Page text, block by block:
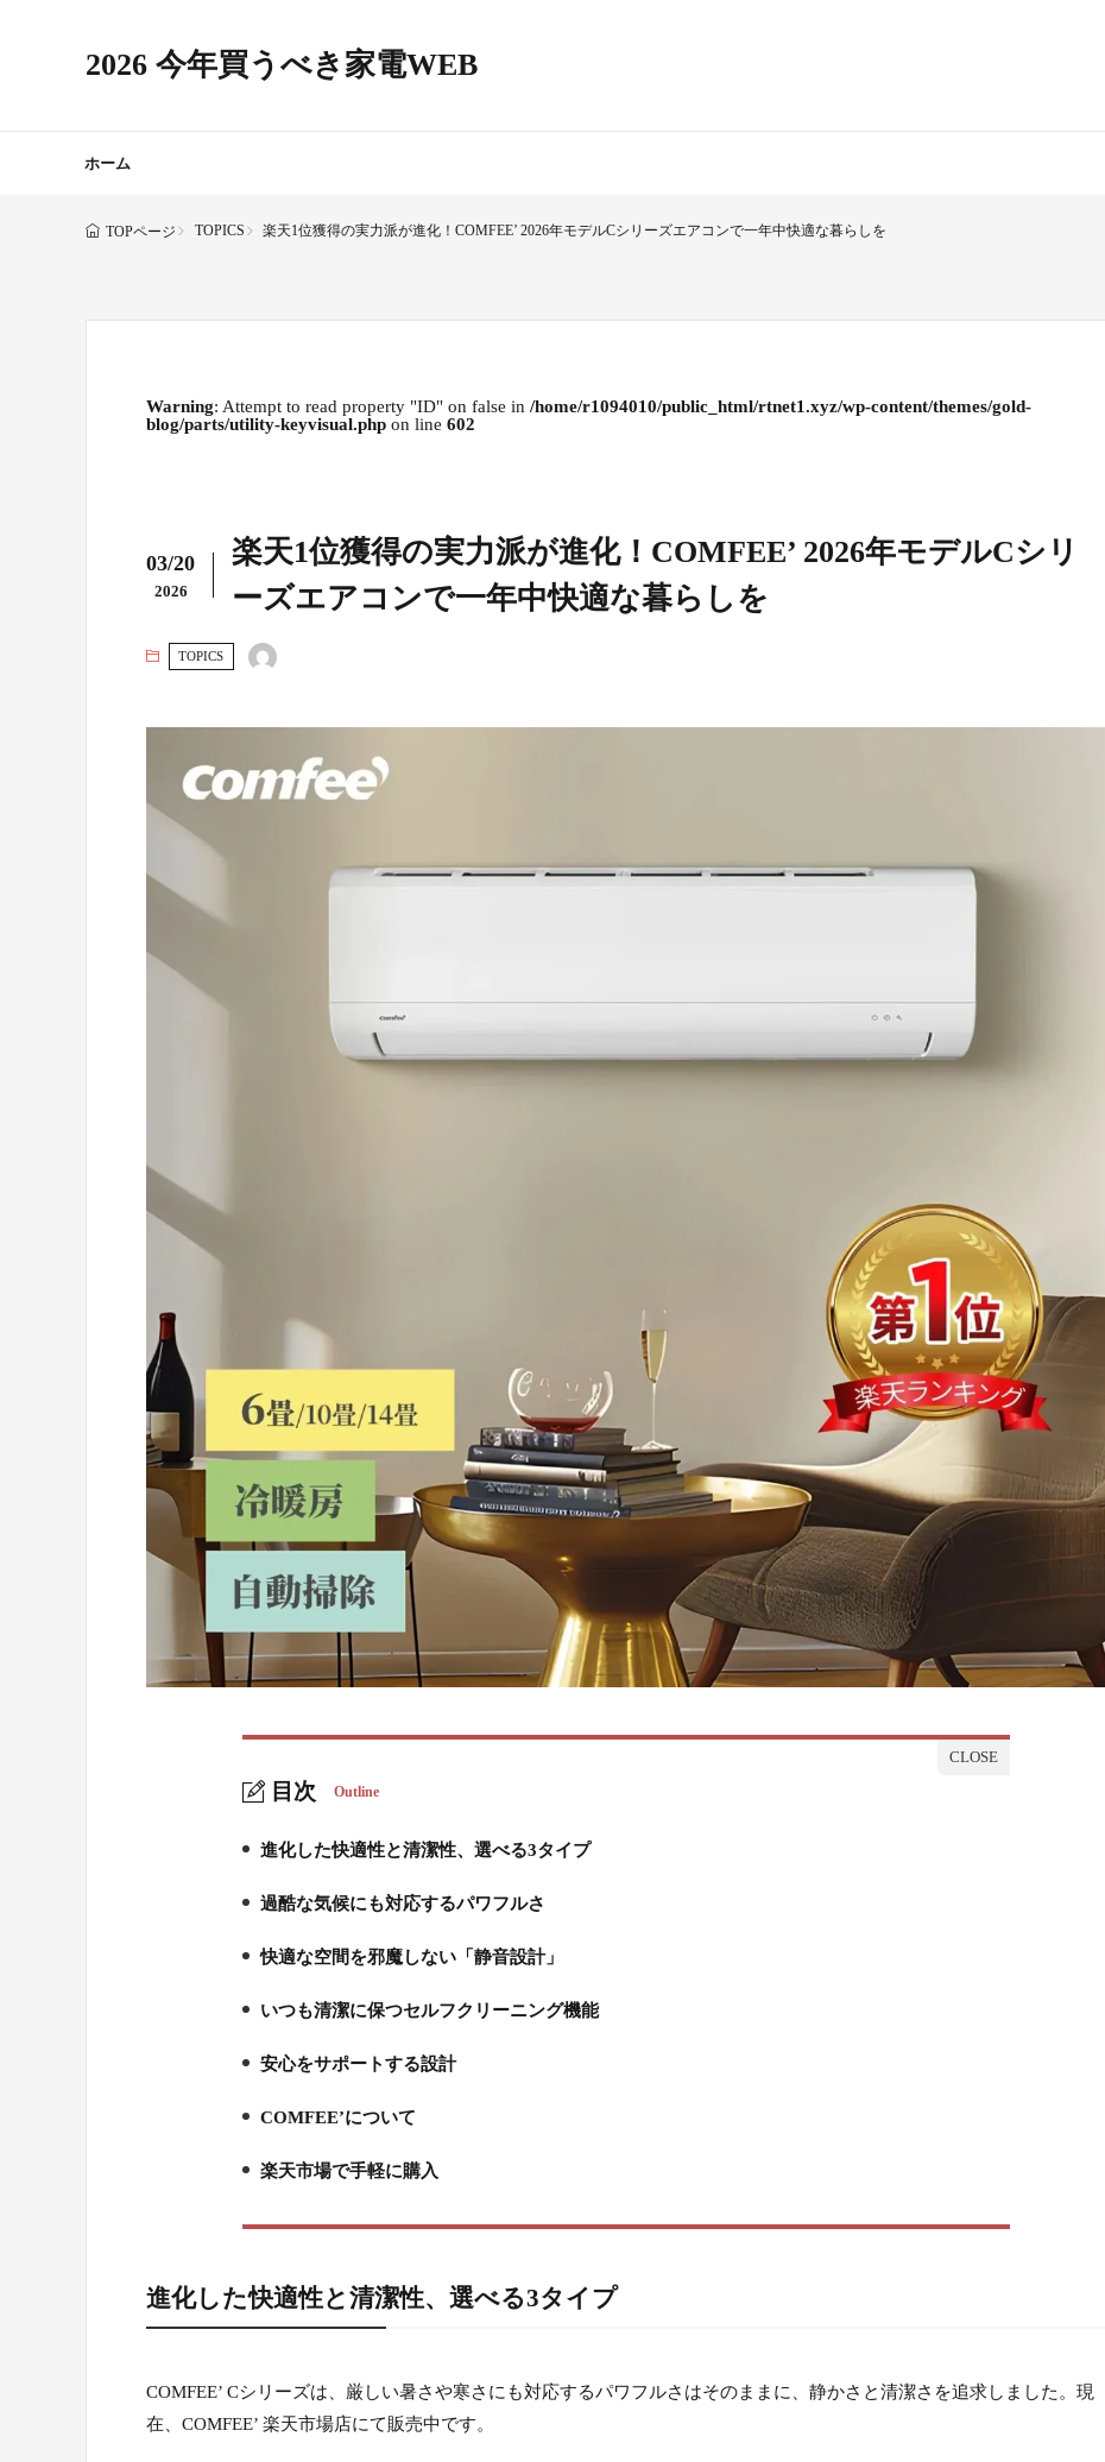
2026 今年買うべき家電WEB
ホーム
TOPページ TOPICS 楽天1位獲得の実力派が進化！COMFEE’ 2026年モデルCシリーズエアコンで一年中快適な暮らしを
Warning: Attempt to read property "ID" on false in /home/r1094010/public_html/rtnet1.xyz/wp-content/themes/gold-
blog/parts/utility-keyvisual.php on line 602
03/20
2026
楽天1位獲得の実力派が進化！COMFEE’ 2026年モデルCシリ
ーズエアコンで一年中快適な暮らしを
TOPICS
目次 Outline
1.
進化した快適性と清潔性、選べる3タイプ
2.
過酷な気候にも対応するパワフルさ
3.
快適な空間を邪魔しない「静音設計」
いつも清潔に保つセルフクリーニング機能
5.
安心をサポートする設計
COMFEE’について
7.
楽天市場で手軽に購入
進化した快適性と清潔性、選べる3タイプ
COMFEE’ Cシリーズは、厳しい暑さや寒さにも対応するパワフルさはそのままに、静かさと清潔さを追求しました。現
在、COMFEE’ 楽天市場店にて販売中です。